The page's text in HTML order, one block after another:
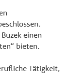
einen
bieten.
Tätigkeit,